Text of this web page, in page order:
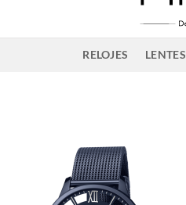
RELOJES LENTES